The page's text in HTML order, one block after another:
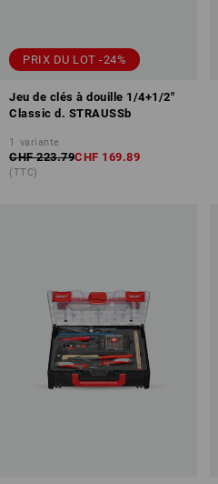
PRIX DU LOT -24%
Jeu de clés à douille 1/4+1/2"
Classic d. STRAUSSb
1 variante
CHF 223.79CHF 169.89
(TTC)